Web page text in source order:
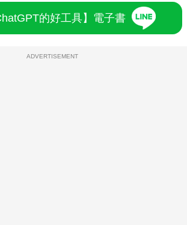
的好工具】電子書
ADVERTISEMENT